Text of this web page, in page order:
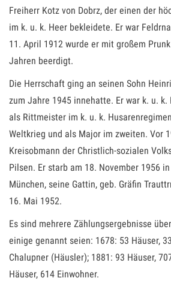
Freiherr Kotz von Dobrz, der einen der
im k. u. k. Heer bekleidete. Er war
11. April 1912 wurde er mit großem
Jahren beerdigt.
Die Herrschaft ging an seinen Sohn
zum Jahre 1945 innehatte. Er war k. u.
als Rittmeister im k. u. k.
Weltkrieg und als Major im zweiten. Vor
Kreisobmann der Christlich-sozialen
Pilsen. Er starb am 18. November 1956
München, seine Gattin, geb. Gräfin
16. Mai 1952.
Es sind mehrere Zählungsergebnisse
einige genannt seien: 1678: 53 Häuser,
Chalupner (Häusler); 1881: 93 Häuser,
Häuser, 614 Einwohner.